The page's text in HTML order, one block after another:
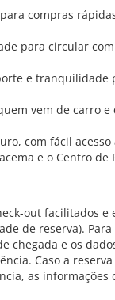
compras
para circular
e tranquilidade
vem de carro
com fácil
e o Centro de
out facilitados
de reserva).
chegada e os
Caso a
as informações